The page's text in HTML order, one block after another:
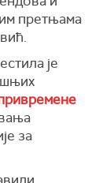
претњама
је
за